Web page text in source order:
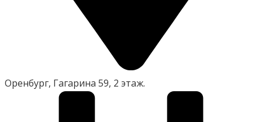
Оренбург, Гагарина 59, 2 этаж.